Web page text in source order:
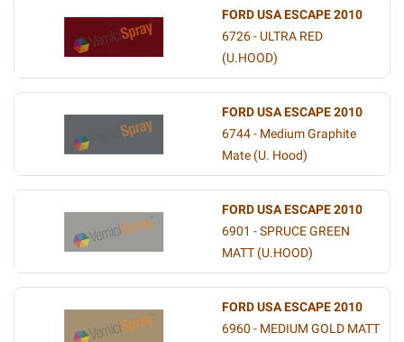
FORD USA ESCAPE 2010
6726 - ULTRA RED
(U.HOOD)
FORD USA ESCAPE 2010
6744 - Medium Graphite
Mate (U. Hood)
FORD USA ESCAPE 2010
6901 - SPRUCE GREEN
MATT (U.HOOD)
FORD USA ESCAPE 2010
6960 - MEDIUM GOLD MATT